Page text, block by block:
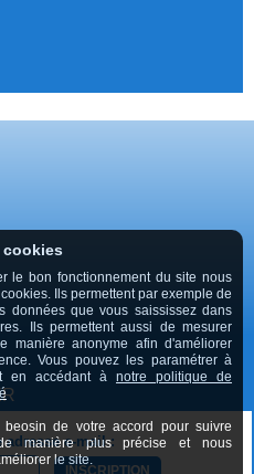
adresse e-mail :
INSCRIPTION
cookies
le bon fonctionnement du site nous
Ils permettent par exemple de
données que vous saississez dans
Ils permettent aussi de mesurer
manière anonyme afin d'améliorer
Vous pouvez les paramétrer à
en accédant à notre politique de
beosin de votre accord pour suivre
manière plus précise et nous
le site.